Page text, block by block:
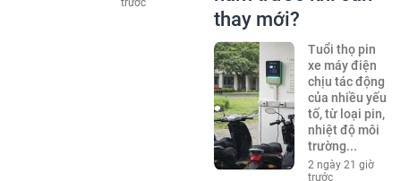
trước
thay mới?
Tuổi thọ pin
xe máy điện
chịu tác động
của nhiều yếu
tố, từ loại pin,
nhiệt độ môi
trường...
2 ngày 21 giờ
trước